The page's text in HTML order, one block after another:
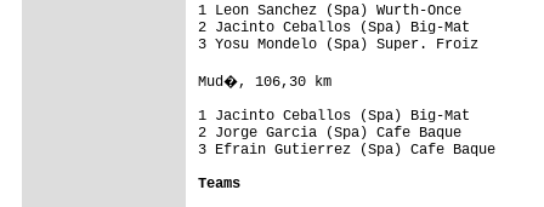
1 Leon Sanchez (Spa) Wurth-Once
2 Jacinto Ceballos (Spa) Big-Mat
3 Yosu Mondelo (Spa) Super. Froiz
Mud�, 106,30 km
1 Jacinto Ceballos (Spa) Big-Mat
2 Jorge Garcia (Spa) Cafe Baque
3 Efrain Gutierrez (Spa) Cafe
Teams